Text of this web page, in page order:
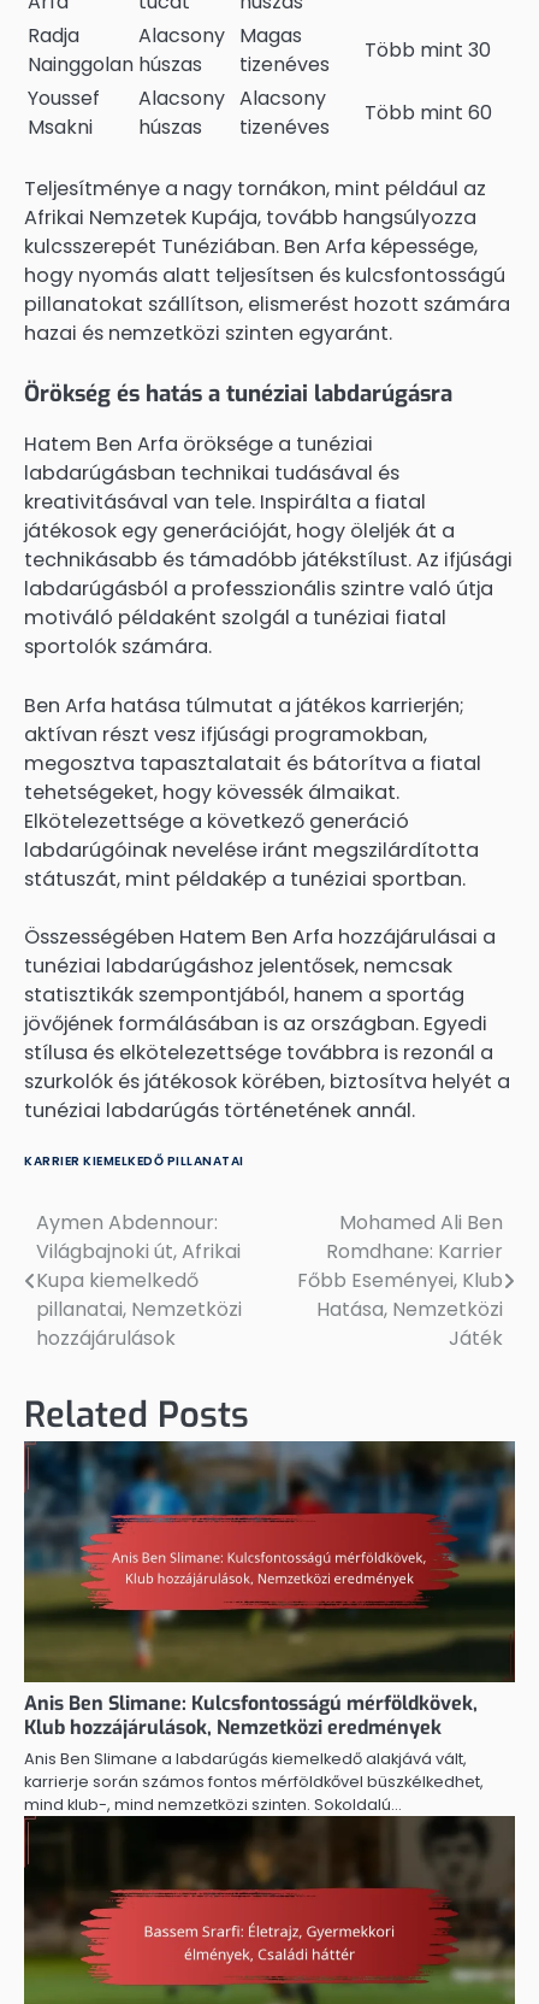
Radja
Nainggolan
Alacsony
húszas
Magas
tizenéves
Több mint 30
Youssef
Msakni
Alacsony
húszas
Alacsony
tizenéves
Több mint 60
Teljesítménye a nagy tornákon, mint például az
Afrikai Nemzetek Kupája, tovább hangsúlyozza
kulcsszerepét Tunéziában. Ben Arfa képessége,
hogy nyomás alatt teljesítsen és kulcsfontosságú
pillanatokat szállítson, elismerést hozott számára
hazai és nemzetközi szinten egyaránt.
Örökség és hatás a tunéziai labdarúgásra
Hatem Ben Arfa öröksége a tunéziai
labdarúgásban technikai tudásával és
kreativitásával van tele. Inspirálta a fiatal
játékosok egy generációját, hogy öleljék át a
technikásabb és támadóbb játékstílust. Az ifjúsági
labdarúgásból a professzionális szintre való útja
motiváló példaként szolgál a tunéziai fiatal
sportolók számára.
Ben Arfa hatása túlmutat a játékos karrierjén;
aktívan részt vesz ifjúsági programokban,
megosztva tapasztalatait és bátorítva a fiatal
tehetségeket, hogy kövessék álmaikat.
Elkötelezettsége a következő generáció
labdarúgóinak nevelése iránt megszilárdította
státuszát, mint példakép a tunéziai sportban.
Összességében Hatem Ben Arfa hozzájárulásai a
tunéziai labdarúgáshoz jelentősek, nemcsak
statisztikák szempontjából, hanem a sportág
jövőjének formálásában is az országban. Egyedi
stílusa és elkötelezettsége továbbra is rezonál a
szurkolók és játékosok körében, biztosítva helyét a
tunéziai labdarúgás történetének annál.
KARRIER KIEMELKEDŐ PILLANATAI
Post
navigation
Aymen Abdennour:
Világbajnoki út, Afrikai
Kupa kiemelkedő
pillanatai, Nemzetközi
hozzájárulások
Mohamed Ali Ben
Romdhane: Karrier
Főbb Eseményei, Klub
Hatása, Nemzetközi
Játék
Related Posts
Anis Ben Slimane: Kulcsfontosságú mérföldkövek,
Klub hozzájárulások, Nemzetközi eredmények
Anis Ben Slimane a labdarúgás kiemelkedő alakjává vált,
karrierje során számos fontos mérföldkővel büszkélkedhet,
mind klub-, mind nemzetközi szinten. Sokoldalú…